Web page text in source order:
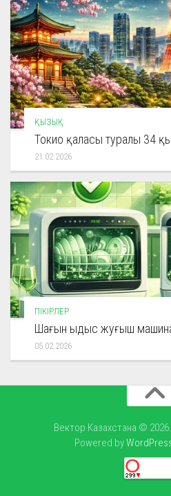
ҚЫЗЫҚ
Токио қаласы туралы 34
21.02.2026
ПІКІРЛЕР
Шағын ыдыс жуғыш
05.02.2026
Вектор Казахстана ©
Powered by